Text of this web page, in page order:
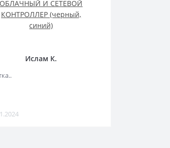
ОБЛАЧНЫЙ И СЕТЕВОЙ
КОНТРОЛЛЕР (черный,
синий)
Ислам К.